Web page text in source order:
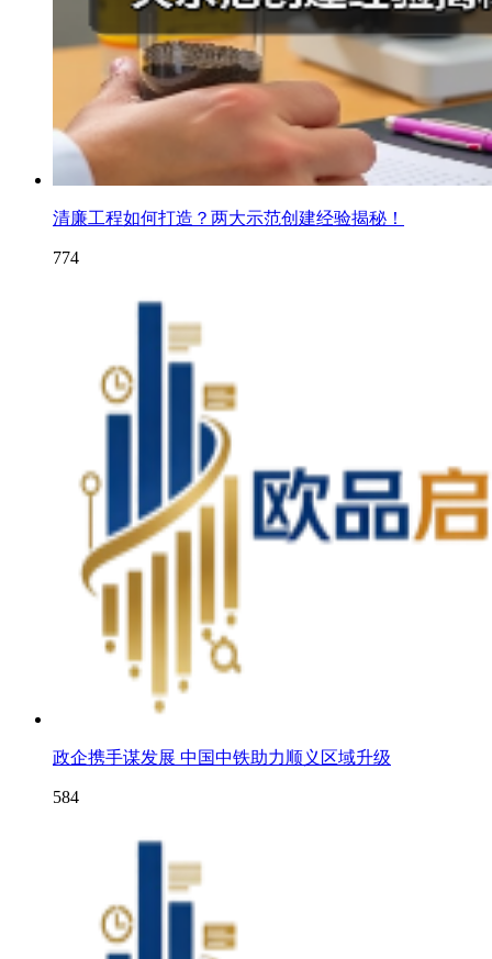
清廉工程如何打造？两大示范创建经验揭秘！
774
政企携手谋发展 中国中铁助力顺义区域升级
584